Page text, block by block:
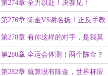
旋？
第274章 全力以赴！决赛见！
第276章 陈金VS谢名扬！正反手教
育！
第278章 有你这样的对手，是我莫
大的荣幸
第280章 全运会体测！两个陈金？
第282章 就算没有陈金，世界杯应